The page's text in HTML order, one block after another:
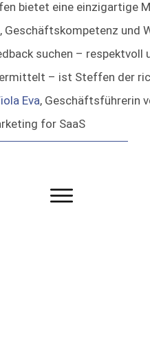
bietet eine einzigartige
Geschäftskompetenz und
suchen – respektvoll
– ist Steffen der
Eva, Geschäftsführerin
for SaaS